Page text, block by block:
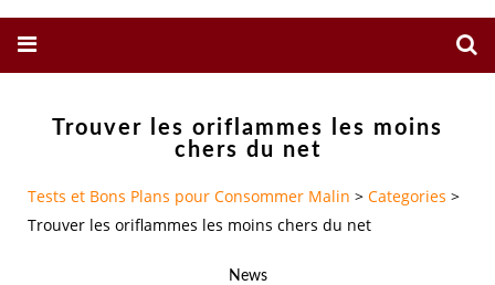
Trouver les oriflammes les moins
chers du net
Tests et Bons Plans pour Consommer Malin > Categories >
Trouver les oriflammes les moins chers du net
News